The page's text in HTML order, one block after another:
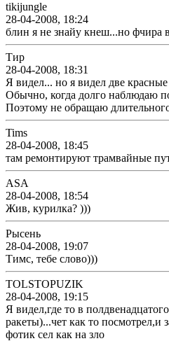
tikijungle
28-04-2008, 18:24
блин я не знайу кнеш...но фчира
Тир
28-04-2008, 18:31
Я видел... но я видел две
Обычно, когда долго наблюдаю
Поэтому не обращаю
Tims
28-04-2008, 18:45
там ремонтируют трамвайные
ASA
28-04-2008, 18:54
Жив, курилка? )))
Рысень
28-04-2008, 19:07
Тимс, тебе слово)))
TOLSTOPUZIK
28-04-2008, 19:15
Я видел,где то в
ракеты)...чет как то посмотрел,и
фотик сел как на зло